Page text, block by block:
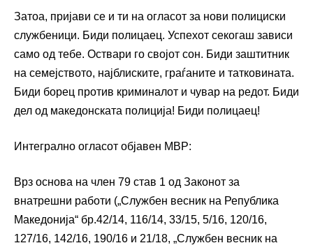
Затоа, пријави се и ти на огласот за нови полициски
службеници. Биди полицаец. Успехот секогаш зависи
само од тебе. Оствари го својот сон. Биди заштитник
на семејството, најблиските, граѓаните и татковината.
Биди борец против криминалот и чувар на редот. Биди
дел од македонската полиција! Биди полицаец!
Интегрално огласот објавен МВР:
Врз основа на член 79 став 1 од Законот за
внатрешни работи („Службен весник на Република
Македонија“ бр.42/14, 116/14, 33/15, 5/16, 120/16,
127/16, 142/16, 190/16 и 21/18, „Службен весник на